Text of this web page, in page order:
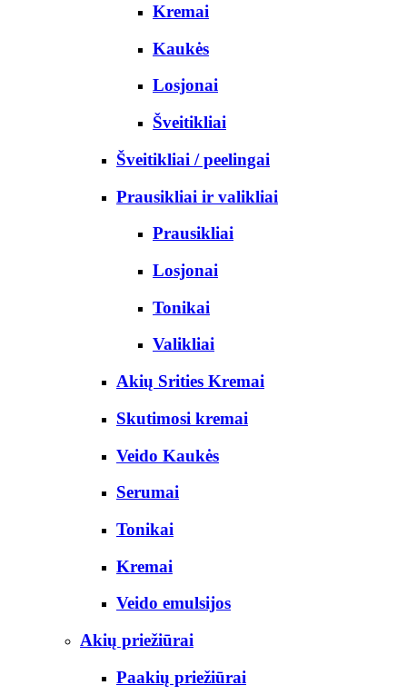
Kremai
Kaukės
Losjonai
Šveitikliai
Šveitikliai / peelingai
Prausikliai ir valikliai
Prausikliai
Losjonai
Tonikai
Valikliai
Akių Srities Kremai
Skutimosi kremai
Veido Kaukės
Serumai
Tonikai
Kremai
Veido emulsijos
Akių priežiūrai
Paakių priežiūrai